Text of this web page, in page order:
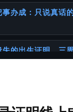
办成：只说真话
的出生证明，三
到移民的故事